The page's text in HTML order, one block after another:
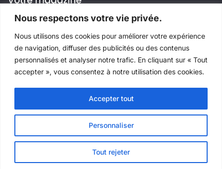
Nous respectons votre vie privée.
Nous utilisons des cookies pour améliorer votre expérience
de navigation, diffuser des publicités ou des contenus
personnalisés et analyser notre trafic. En cliquant sur « Tout
accepter », vous consentez à notre utilisation des cookies.
Personnaliser
Tout rejeter
Accepter tout
SUIVEZ-NOUS!
Tous droits réservés©Salons Industriels
Fait avec
parWebsimple